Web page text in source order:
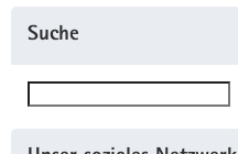
Suche